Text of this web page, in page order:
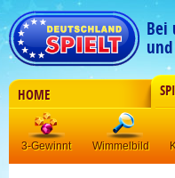
Bei
HOME
3-Gewinnt Wimmelbild